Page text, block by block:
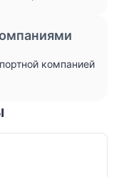
компанией